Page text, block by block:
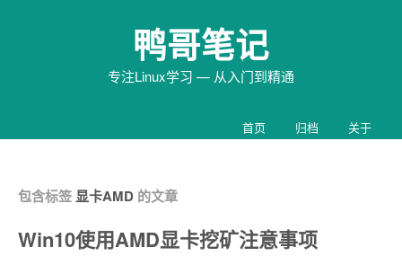
鸭哥笔记
专注Linux学习 — 从入门到精通
首页 归档 关于
包含标签显卡AMD 的文章
Win10使用AMD显卡挖矿注意事项